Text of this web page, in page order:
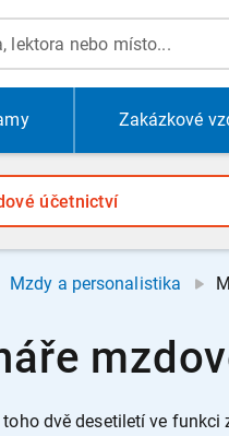
Zakázkové
Mzdy a personalistika
dvě desetiletí ve